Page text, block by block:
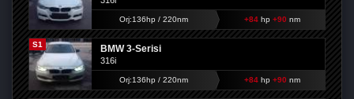
Orj:136hp / 220nm +84hp +90 nm
S1 BMW 3-Serisi
316i
Orj:136hp / 220nm +84hp +90 nm